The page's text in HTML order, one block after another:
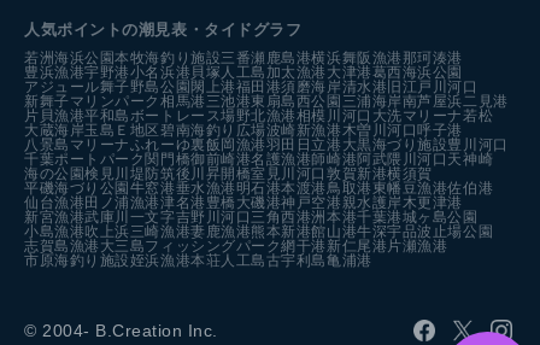
人気ポイントの潮見表・タイドグラフ
若洲海浜公園本牧海釣り施設三番瀬 鹿島港横浜舞阪漁港 那珂湊港
豊浜漁港宇野港小名浜港 貝塚人工島 加太漁港 大津港葛西海浜公園
アジュール舞子野島公園 閖上港福田港須磨海岸清水港 旧江戸川河口
新舞子マリンパーク 相馬港 三池港東扇島西公園 三浦海岸南芦屋浜二見港
片貝漁港平和島ボートレース場野北漁港相模川河口 大洗マリーナ若松
大蔵海岸玉島Ｅ地区 碧南海釣り広場波崎新漁港木曽川河口 呼子港
八景島マリーナふれーゆ裏飯岡漁港羽田 日立港 大黒海づり施設豊川河口
千葉ポートパーク 関門橋御前崎港名護漁港師崎港 阿武隈川河口 天神崎
海の公園検見川堤防筑後川昇開橋室見川河口敦賀新港横須賀
平磯海づり公園 牛窓港垂水漁港 明石港本渡港鳥取港 東幡豆漁港佐伯港
仙台漁港 田ノ浦漁港津名港 豊橋 大磯港神戸空港親水護岸木更津港
新宮漁港武庫川一文字吉野川河口 三角西港洲本港千葉港城ヶ島公園
小島漁港吹上浜三崎漁港妻鹿漁港熊本新港館山港牛深宇品波止場公園
志賀島漁港 大三島フィッシングパーク網干港 新仁尾港 片瀬漁港
市原海釣り施設姪浜漁港本荘人工島古宇利島亀浦港
© 2004- B.Creation Inc.